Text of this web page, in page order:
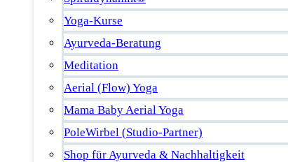
Yoga-Kurse
Ayurveda-Beratung
Meditation
Aerial (Flow) Yoga
Mama Baby Aerial Yoga
PoleWirbel (Studio-Partner)
Shop für Ayurveda & Nachhaltigkeit